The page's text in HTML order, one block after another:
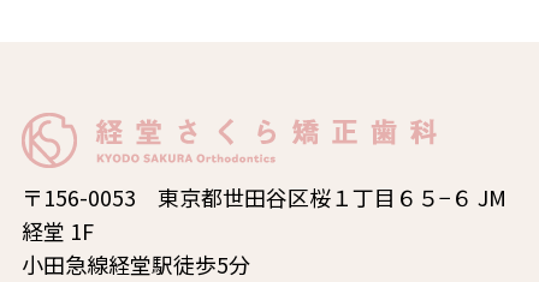
〒156-0053 東京都世田谷区桜１丁目６５−６ JM
経堂 1F
小田急線経堂駅徒歩5分